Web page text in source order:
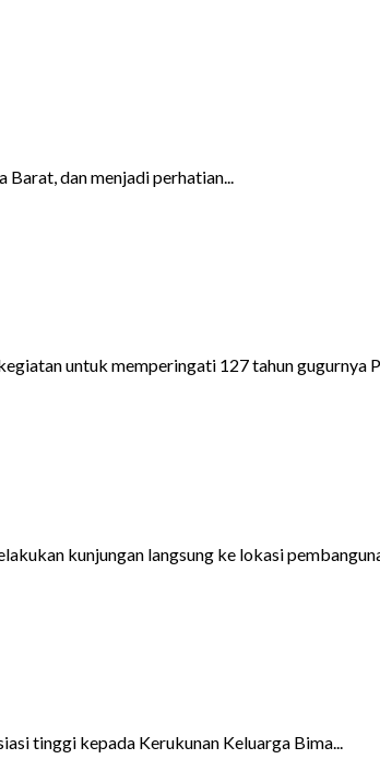
dan menjadi perhatian...
untuk memperingati 127 tahun gugurnya
kunjungan langsung ke lokasi
tinggi kepada Kerukunan Keluarga Bima...